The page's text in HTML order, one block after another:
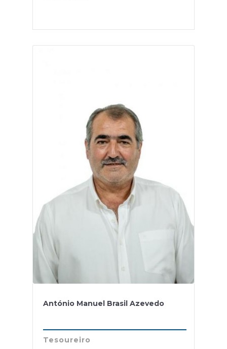
António Manuel Brasil Azevedo
Tesoureiro